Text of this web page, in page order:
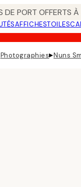
DE PORT OFFERTS
AFFICHESTOILES
Photographies▸Nuns